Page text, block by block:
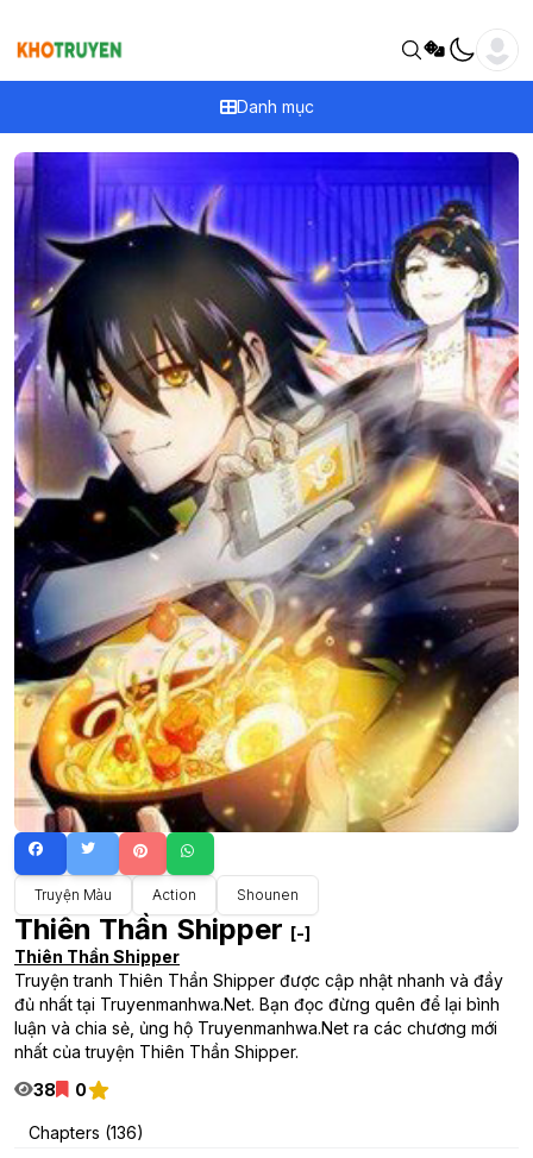
Danh mục
Truyện Màu Action Shounen
Thiên Thần Shipper [-]
Thiên Thần Shipper
Truyện tranh Thiên Thần Shipper được cập nhật nhanh và đầy
đủ nhất tại Truyenmanhwa.Net. Bạn đọc đừng quên để lại bình
luận và chia sẻ, ủng hộ Truyenmanhwa.Net ra các chương mới
nhất của truyện Thiên Thần Shipper.
38
0
Chapters (136)